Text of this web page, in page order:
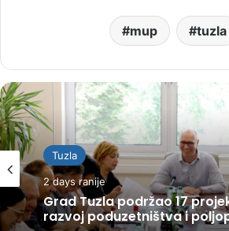
mup tuzla
Tuzla
2 days ranije
Grad Tuzla podržao 17
razvoj poduzetništva i